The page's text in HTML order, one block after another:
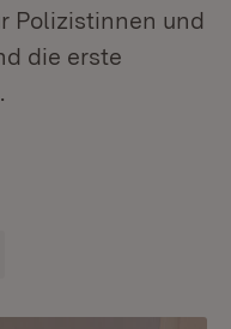
Polizistinnen und
die erste